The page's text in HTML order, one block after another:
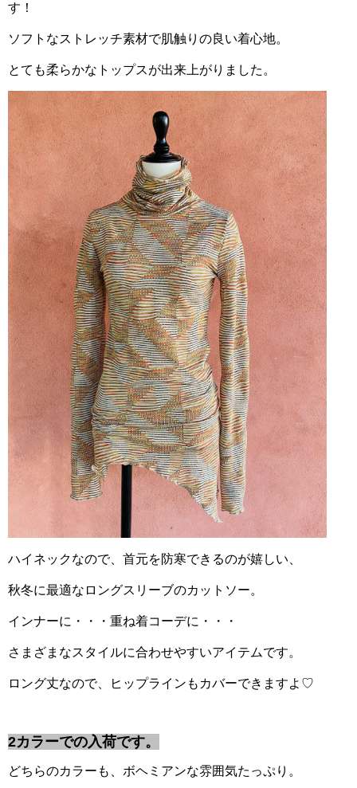
す！
ソフトなストレッチ素材で肌触りの良い着心地。
とても柔らかなトップスが出来上がりました。
ハイネックなので、首元を防寒できるのが嬉しい、
秋冬に最適なロングスリーブのカットソー。
インナーに・・・重ね着コーデに・・・
さまざまなスタイルに合わせやすいアイテムです。
ロング丈なので、ヒップラインもカバーできますよ♡
2カラーでの入荷です。
どちらのカラーも、ボヘミアンな雰囲気たっぷり。